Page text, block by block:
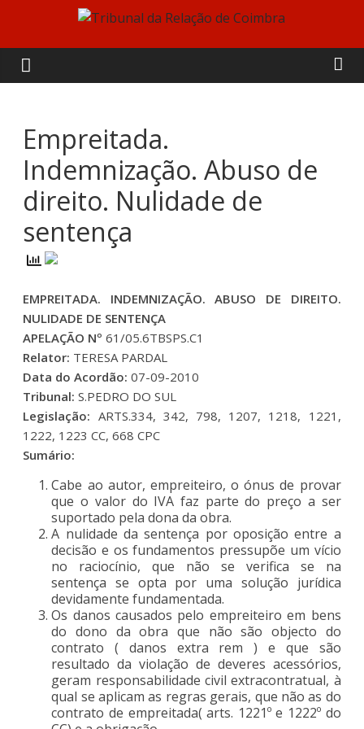
content
Tribunal
da
Relação
de
Coimbra
Empreitada.
Indemnização. Abuso de
direito. Nulidade de
sentença
EMPREITADA. INDEMNIZAÇÃO. ABUSO DE DIREITO.
NULIDADE DE SENTENÇA
APELAÇÃO Nº61/05.6TBSPS.C1
Relator: TERESA PARDAL
Data do Acordão: 07-09-2010
Tribunal:S.PEDRO DO SUL
Legislação: ARTS.334, 342, 798, 1207, 1218, 1221,
1222, 1223 CC, 668 CPC
Sumário:
Cabe ao autor, empreiteiro, o ónus de provar
que o valor do IVA faz parte do preço a ser
suportado pela dona da obra.
A nulidade da sentença por oposição entre a
decisão e os fundamentos pressupõe um vício
no raciocínio, que não se verifica se na
sentença se opta por uma solução jurídica
devidamente fundamentada.
Os danos causados pelo empreiteiro em bens
do dono da obra que não são objecto do
contrato ( danos extra rem ) e que são
resultado da violação de deveres acessórios,
geram responsabilidade civil extracontratual, à
qual se aplicam as regras gerais, que não as do
contrato de empreitada( arts. 1221º e 1222º do